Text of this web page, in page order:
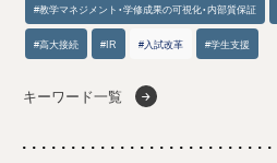
#教学マネジメント・学修成果の可視化・内部質保証
#高大接続 #IR #入試改革 #学生支援
キーワード一覧